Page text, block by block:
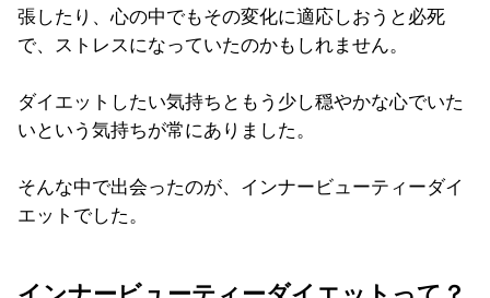
張したり、心の中でもその変化に適応しおうと必死
で、ストレスになっていたのかもしれません。
ダイエットしたい気持ちともう少し穏やかな心でいた
いという気持ちが常にありました。
そんな中で出会ったのが、インナービューティーダイ
エットでした。